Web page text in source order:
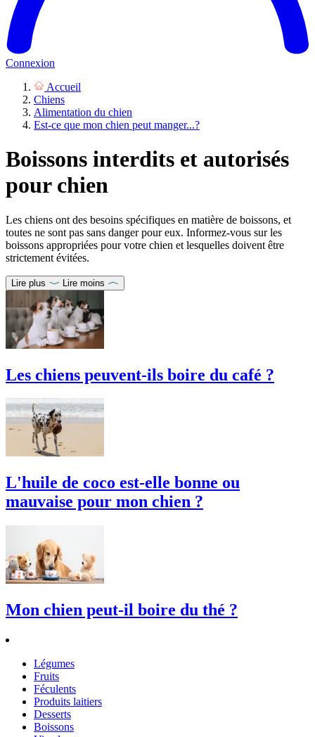
Connexion
Accueil
Chiens
Alimentation du chien
Est-ce que mon chien peut manger...?
Boissons interdits et autorisés
pour chien
Les chiens ont des besoins spécifiques en matière de boissons, et
toutes ne sont pas sans danger pour eux. Informez-vous sur les
boissons appropriées pour votre chien et lesquelles doivent être
strictement évitées.
Lire plus Lire moins
Les chiens peuvent-ils boire du café ?
L'huile de coco est-elle bonne ou
mauvaise pour mon chien ?
Mon chien peut-il boire du thé ?
Légumes
Fruits
Féculents
Produits laitiers
Desserts
Boissons